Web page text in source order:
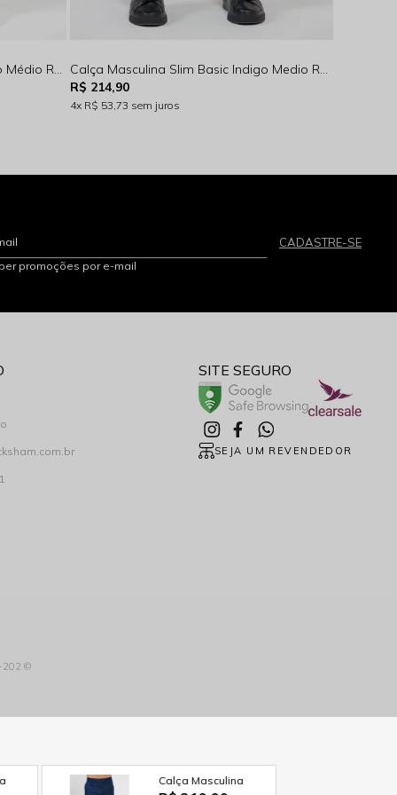
R$ 214,90
4x R$ 53,73 sem juros
CADASTRE-SE
promoções por e-mail
SITE SEGURO
SEJA UM REVENDEDOR
202 ©